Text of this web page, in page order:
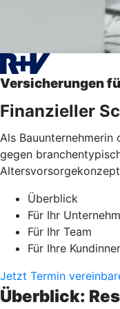
Versicherungen
Finanzieller
Als
gegen
Überblick
Für Ihr
Für Ihr Team
Für Ihre
Jetzt Termin
Überblick: